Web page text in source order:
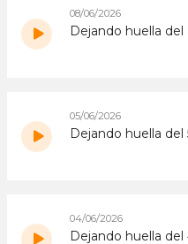
08/06/2026
Dejando huella
05/06/2026
Dejando huella del
04/06/2026
Dejando huella del